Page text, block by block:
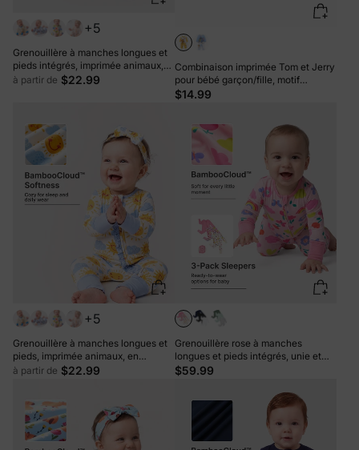
+5
Grenouillère à manches longues et
pieds intégrés, imprimée animaux,
en bambou rose, avec fermeture
à partir de $22.99
Combinaison imprimée Tom et Jerry
pour bébé garçon/fille, motif
mignon, jaune
$14.99
+5
Grenouillère à manches longues et
pieds, imprimée animaux, en
bambou, pour bébé garçon/fille,
cheveux, bleu clair
à partir de $22.99
Grenouillère rose à manches
longues et pieds intégrés, unie et
imprimée arc-en-ciel, lot de 3, en
imprimé arc-en-ciel. Fermeture
éclair à double sens. Antidérapante.
$59.99